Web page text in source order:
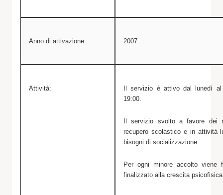
Anno di attivazione 2007
Attività:
Il servizio è attivo dal lunedì
19:00.
Il servizio svolto a favore dei
recupero scolastico e in attività
bisogni di socializzazione.
Per ogni minore accolto viene
finalizzato alla crescita